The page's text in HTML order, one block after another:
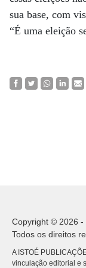
sua base, com
“É uma eleição
Copyright © 2026 -
Todos os direitos
A ISTOÉ
vinculação editorial e